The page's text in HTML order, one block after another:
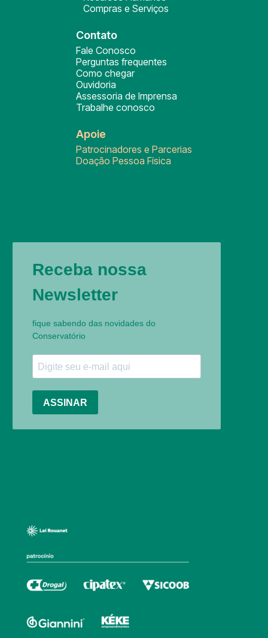
Compras e Serviços
Contato
Fale Conosco
Perguntas frequentes
Como chegar
Ouvidoria
Assessoria de Imprensa
Trabalhe conosco
Apoie
Patrocinadores e Parcerias
Doação Pessoa Física